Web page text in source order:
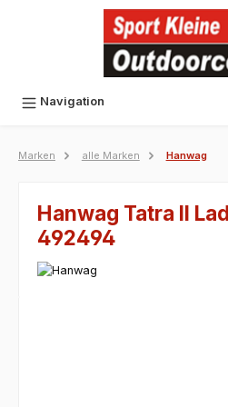
Navigation
Marken alle Marken Hanwag
Hanwag Tatra II
492494